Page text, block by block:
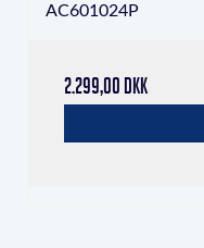
AC601024P
2.299,00 DKK